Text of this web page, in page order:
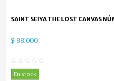
SAINT SEIYA THE LOST CANVAS
$ 88.000
En stock